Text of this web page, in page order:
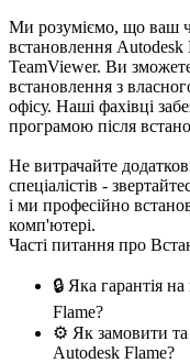
Ми розуміємо, що ваш
встановлення Autodesk
TeamViewer. Ви
встановлення з
офісу. Наші фахівці
програмою після
Не витрачайте
спеціалістів -
і ми професійно
комп'ютері.
Часті питання про
🔒 Яка гарантія
Flame?
⚙️ Як замовити та
Autodesk Flame?